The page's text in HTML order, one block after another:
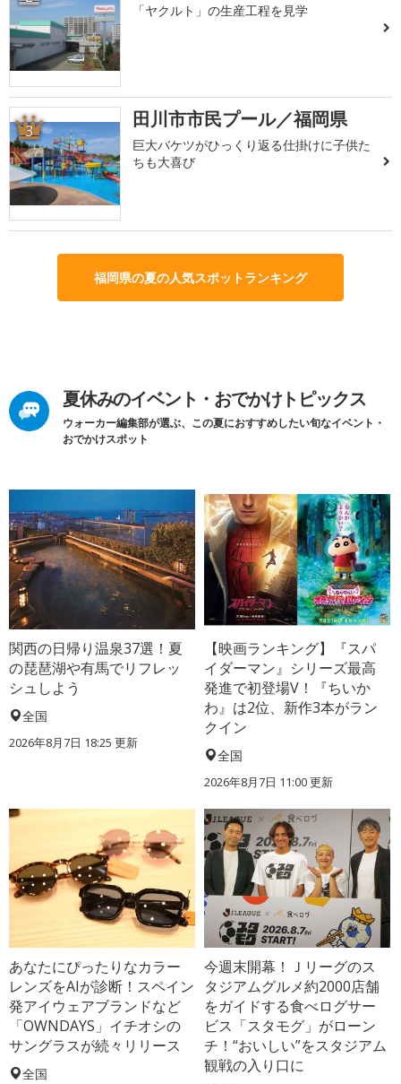
「ヤクルト」の生産工程を見学
3 田川市市民プール／福岡県
巨大バケツがひっくり返る仕掛けに子供た
ちも大喜び
福岡県の夏の人気スポットランキング
夏休みのイベント・おでかけトピックス
ウォーカー編集部が選ぶ、この夏におすすめしたい旬なイベント・
おでかけスポット
関西の日帰り温泉37選！夏
の琵琶湖や有馬でリフレッ
シュしよう
全国
2026年8月7日 18:25 更新
【映画ランキング】『スパ
イダーマン』シリーズ最高
発進で初登場V！『ちいか
わ』は2位、新作3本がラン
クイン
全国
2026年8月7日 11:00更新
あなたにぴったりなカラー
レンズをAIが診断！スペイン
発アイウェアブランドなど
「OWNDAYS」イチオシの
サングラスが続々リリース
全国
今週末開幕！Ｊリーグのス
タジアムグルメ約2000店舗
をガイドする食べログサー
ビス「スタモグ」がローン
チ！“おいしい”をスタジアム
観戦の入り口に